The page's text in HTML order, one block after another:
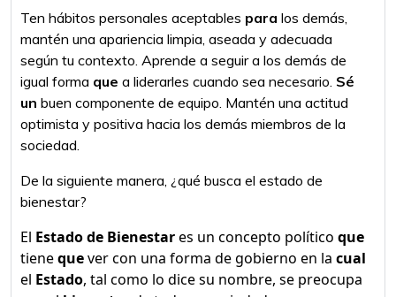
Ten hábitos personales aceptables para los demás,
mantén una apariencia limpia, aseada y adecuada
según tu contexto. Aprende a seguir a los demás de
igual forma que a liderarles cuando sea necesario. Sé
un buen componente de equipo. Mantén una actitud
optimista y positiva hacia los demás miembros de la
sociedad.
De la siguiente manera, ¿qué busca el estado de
bienestar?
El Estado de Bienestares un concepto político que
tienequever con una forma de gobierno en la cual
el Estado, tal como lo dice su nombre, se preocupa